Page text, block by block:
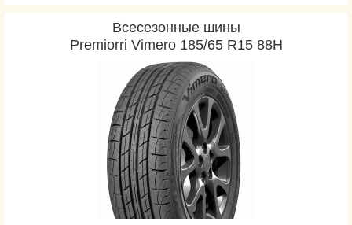
Всесезонные шины
Premiorri Vimero 185/65 R15 88H